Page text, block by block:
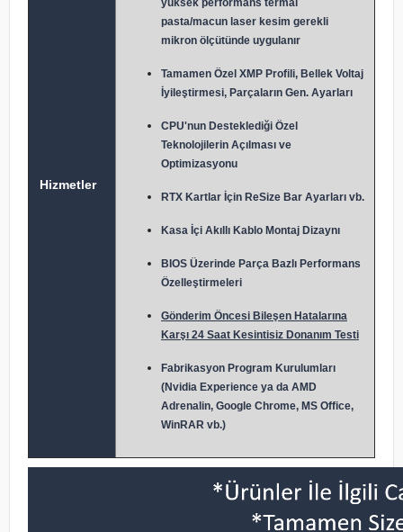
Hizmetler
yüksek performans termal
pasta/macun laser kesim gerekli
mikron ölçütünde uygulanır
Tamamen Özel XMP Profili, Bellek Voltaj
İyileştirmesi, Parçaların Gen. Ayarları
CPU'nun Desteklediği Özel
Teknolojilerin Açılması ve
Optimizasyonu
RTX Kartlar İçin ReSize Bar Ayarları vb.
Kasa İçi Akıllı Kablo Montaj Dizaynı
BIOS Üzerinde Parça Bazlı Performans
Özelleştirmeleri
Gönderim Öncesi Bileşen Hatalarına
Karşı 24 Saat Kesintisiz Donanım Testi
Fabrikasyon Program Kurulumları
(Nvidia Experience ya da AMD
Adrenalin, Google Chrome, MS Office,
WinRAR vb.)